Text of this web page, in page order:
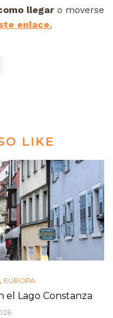
llegar o moverse
enlace.
LIKE
, EUROPA
el Lago Constanza